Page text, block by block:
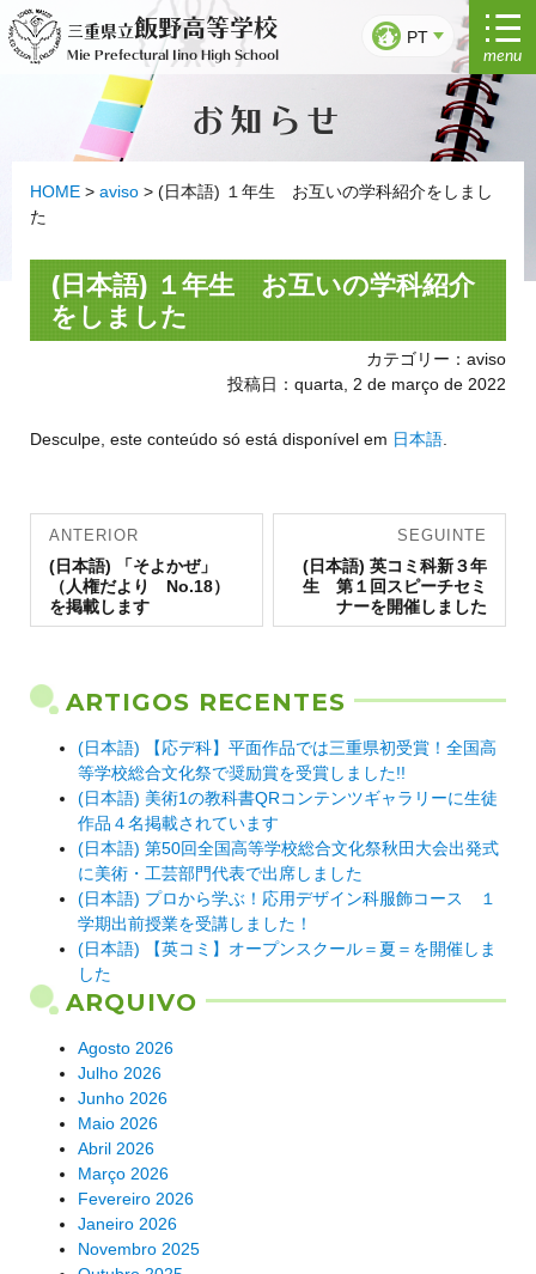
Saltar
para
三重県立飯野高等学校
Mie Prefectural Iino High School
PT
menu
お知らせ
HOME > aviso > (日本語) １年生 お互いの学科紹介をしまし
た
(日本語) １年生 お互いの学科紹介
をしました
カテゴリー：aviso
投稿日：quarta, 2 de março de 2022
Desculpe, este conteúdo só está disponível em 日本語
Navegação
de artigos
ANTERIOR
Artigo
anterior:
(日本語) 「そよかぜ」
（人権だより No.18）
を掲載します
SEGUINTE
Artigo
seguinte:
(日本語) 英コミ科新３年
生 第１回スピーチセミ
ナーを開催しました
ARTIGOS RECENTES
(日本語) 【応デ科】平面作品では三重県初受賞！全国高
等学校総合文化祭で奨励賞を受賞しました!!
(日本語) 美術1の教科書QRコンテンツギャラリーに生徒
作品４名掲載されています
(日本語) 第50回全国高等学校総合文化祭秋田大会出発式
に美術・工芸部門代表で出席しました
(日本語) プロから学ぶ！応用デザイン科服飾コース １
学期出前授業を受講しました！
(日本語) 【英コミ】オープンスクール＝夏＝を開催しま
した
ARQUIVO
Agosto 2026
Julho 2026
Junho 2026
Maio 2026
Abril 2026
Março 2026
Fevereiro 2026
Janeiro 2026
Novembro 2025